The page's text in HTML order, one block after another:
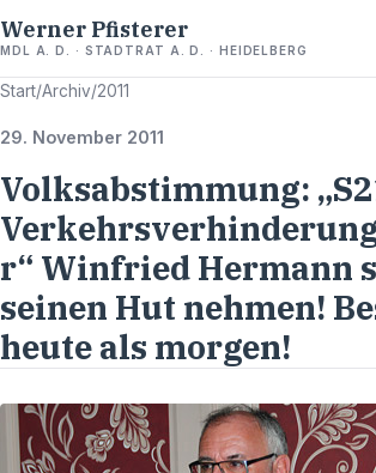
Werner Pfisterer
MDL A. D. · STADTRAT A. D. · HEIDELBERG
Start/Archiv/2011
29. November 2011
Volksabstimmung:
r“ Winfried Hermann
seinen Hut nehmen!
heute als morgen!